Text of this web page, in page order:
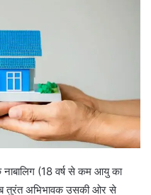
(18 वर्ष से कम आयु का
तुरंत अभिभावक उसकी ओर से